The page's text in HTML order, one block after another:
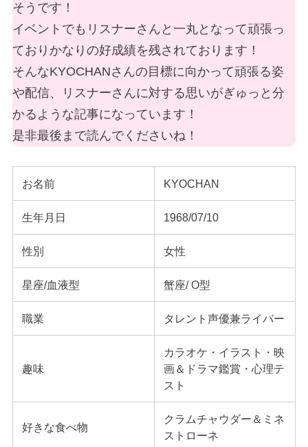
そうです！
イベントでもリスナーさんと一丸となって頑張っ
ておりかなりの好成績を残されております！
そんなKYOCHANさんの目標に向かって頑張る姿
や配信、リスナーさんに対する思いがぎゅっと分
かるような記事になっています！
是非最後まで読んでくださいね！
お名前 KYOCHAN
生年月日 1968/07/10
性別 女性
星座/血液型 蟹座/ O型
職業 タレント声優兼ライバー
趣味
カラオケ・イラスト・映
画＆ドラマ鑑賞・心理テ
スト
好きな食べ物
クラムチャウダー＆ミネ
ストローネ